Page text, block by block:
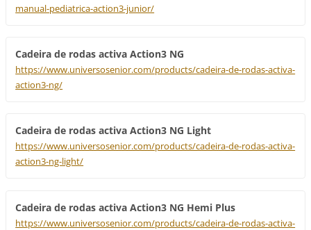
manual-pediatrica-action3-junior/
Cadeira de rodas activa Action3 NG
https://www.universosenior.com/products/cadeira-de-rodas-activa-
action3-ng/
Cadeira de rodas activa Action3 NG Light
https://www.universosenior.com/products/cadeira-de-rodas-activa-
action3-ng-light/
Cadeira de rodas activa Action3 NG Hemi Plus
https://www.universosenior.com/products/cadeira-de-rodas-activa-